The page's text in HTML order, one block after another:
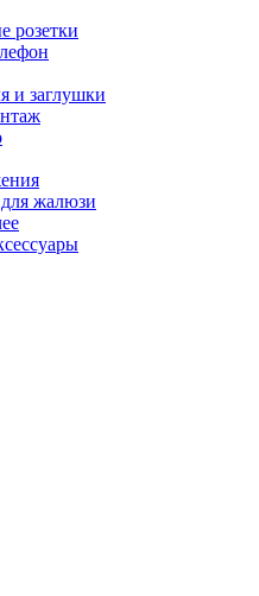
розетки
и заглушки
жалюзи